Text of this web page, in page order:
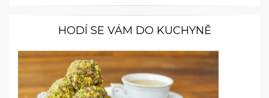
HODÍ SE VÁM DO KUCHYNĚ